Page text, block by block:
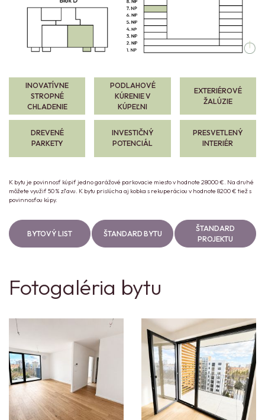
INOVATÍVNE
STROPNÉ
CHLADENIE
PODLAHOVÉ
KÚRENIE V
KÚPEĽNI
EXTERIÉROVÉ
ŽALÚZIE
DREVENÉ
PARKETY
INVESTIČNÝ
POTENCIÁL
PRESVETLENÝ
INTERIÉR
K bytu je povinnosť kúpiť jedno garážové parkovacie miesto v hodnote 28000 €. Na druhé
môžete využiť 50 % zľavu. K bytu prislúcha aj kobka s rekuperáciou v hodnote 8200 € tiež s
povinnosťou kúpy.
BYTOVÝ LIST ŠTANDARD BYTU
ŠTANDARD
PROJEKTU
Fotogaléria bytu